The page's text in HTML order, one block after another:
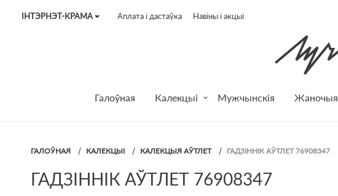
ІНТЭРНЭТ-КРАМА
Аплата і дастаўка Навіны і акцыі
Галоўная Калекцыі Мужчынскія Жаночыя
ГАЛОЎНАЯ КАЛЕКЦЫІ КАЛЕКЦЫЯ АЎТЛЕТ ГАДЗІННІК АЎТЛЕТ 76908347
ГАДЗІННІК АЎТЛЕТ 76908347